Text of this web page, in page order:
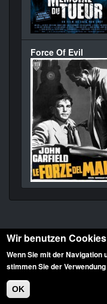
Force Of Evil
Diese Website ist
Rechte vorbehalten.
Wir benutzen
Wenn Sie mit der Navigation
stimmen Sie der
OK